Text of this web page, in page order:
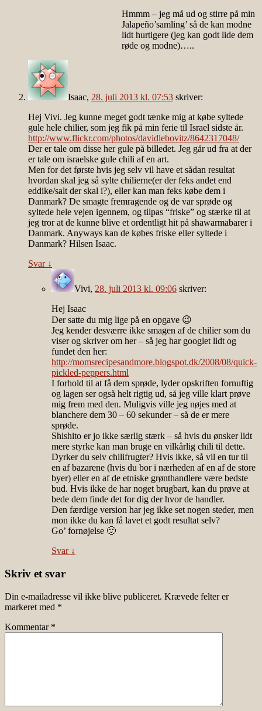
Hmmm – jeg må ud og stirre på min
Jalapeño’samling’ så de kan modne
lidt hurtigere (jeg kan godt lide dem
røde og modne)…..
Isaac, 28. juli 2013 kl. 07:53 skriver:
Hej Vivi. Jeg kunne meget godt tænke mig at købe syltede
gule hele chilier, som jeg fik på min ferie til Israel sidste år.
http://www.flickr.com/photos/davidlebovitz/8642317048/
Der er tale om disse her gule på billedet. Jeg går ud fra at der
er tale om israelske gule chili af en art.
Men for det første hvis jeg selv vil have et sådan resultat
hvordan skal jeg så sylte chilierne(er der feks andet end
eddike/salt der skal i?), eller kan man feks købe dem i
Danmark? De smagte fremragende og de var sprøde og
syltede hele vejen igennem, og tilpas “friske” og stærke til at
jeg tror at de kunne blive et ordentligt hit på shawarmabarer i
Danmark. Anyways kan de købes friske eller syltede i
Danmark? Hilsen Isaac.
Svar ↓
Vivi, 28. juli 2013 kl. 09:06 skriver:
Hej Isaac
Der satte du mig lige på en opgave 😉
Jeg kender desværre ikke smagen af de chilier som du
viser og skriver om her – så jeg har googlet lidt og
fundet den her:
http://momsrecipesandmore.blogspot.dk/2008/08/quick-
pickled-peppers.html
I forhold til at få dem sprøde, lyder opskriften fornuftig
og lagen ser også helt rigtig ud, så jeg ville klart prøve
mig frem med den. Muligvis ville jeg nøjes med at
blanchere dem 30 – 60 sekunder – så de er mere
sprøde.
Shishito er jo ikke særlig stærk – så hvis du ønsker lidt
mere styrke kan man bruge en vilkårlig chili til dette.
Dyrker du selv chilifrugter? Hvis ikke, så vil en tur til
en af bazarene (hvis du bor i nærheden af en af de store
byer) eller en af de etniske grønthandlere være bedste
bud. Hvis ikke de har noget brugbart, kan du prøve at
bede dem finde det for dig der hvor de handler.
Den færdige version har jeg ikke set nogen steder, men
mon ikke du kan få lavet et godt resultat selv?
Go’ fornøjelse 🙂
Svar ↓
Skriv et svar
Din e-mailadresse vil ikke blive publiceret. Krævede felter er
markeret med *
Kommentar *